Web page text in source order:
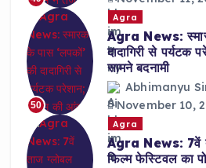
50
Agra
Agra News:
दादागिरी से
सामने बदनामी
Abhimanyu
November 10,
Agra
Agra News: 7वें
फिल्म फेस्टिवल का